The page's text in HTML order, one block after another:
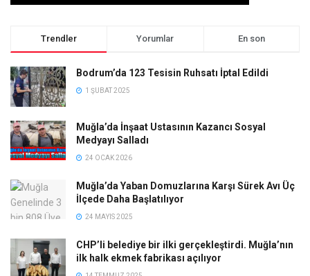
Trendler Yorumlar En son
Bodrum’da 123 Tesisin Ruhsatı İptal Edildi
1 ŞUBAT 2025
Muğla’da İnşaat Ustasının Kazancı Sosyal
Medyayı Salladı
24 OCAK 2026
Muğla’da Yaban Domuzlarına Karşı Sürek Avı Üç
İlçede Daha Başlatılıyor
24 MAYIS 2025
CHP’li belediye bir ilki gerçekleştirdi. Muğla’nın
ilk halk ekmek fabrikası açılıyor